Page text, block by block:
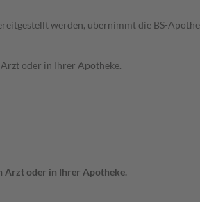
werden, übernimmt die BS-
oder in Ihrer Apotheke.
Arzt oder in Ihrer Apotheke.